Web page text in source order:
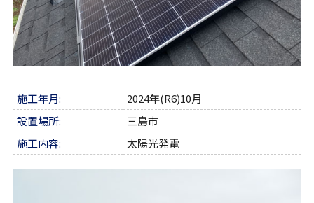
施工年月:
2024年(R6)10月
設置場所:
三島市
施工内容:
太陽光発電